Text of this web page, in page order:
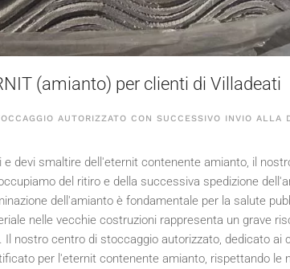
(amianto) per clienti di Villadeati
AUTORIZZATO CON SUCCESSIVO INVIO ALLA
e devi smaltire dell'eternit contenente amianto, il
del ritiro e della successiva spedizione
dell'amianto è fondamentale per la salute
nelle vecchie costruzioni rappresenta un grave
nostro centro di stoccaggio autorizzato, dedicato ai
per l'eternit contenente amianto, rispettando le